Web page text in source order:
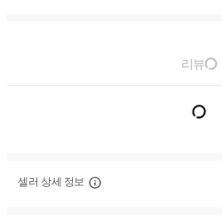
리뷰
셀러 상세 정보